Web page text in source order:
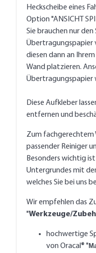
Heckscheibe eines
Option "ANSICHT
Sie brauchen nur
Übertragungspapier
diesen dann an
Wand platzieren.
Übertragungspapier
Diese Aufkleber
entfernen und
Zum fachgerechtem
passender Reiniger
Besonders wichtig
Untergrundes mit
welches Sie bei uns
Wir empfehlen das
"Werkzeuge/
hochwertige
von Oracal® "